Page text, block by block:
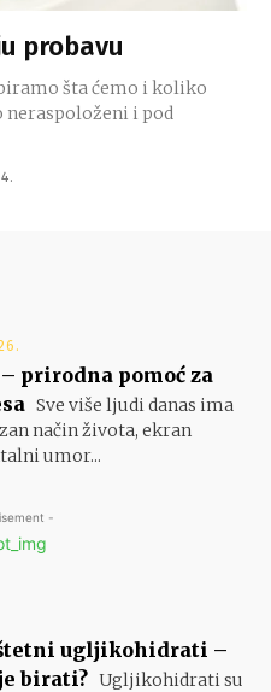
probavu
šta ćemo i koliko
neraspoloženi i pod
prirodna pomoć za
Sve više ljudi danas ima
način života, ekran
umor...
-
ugljikohidrati –
birati? Ugljikohidrati su